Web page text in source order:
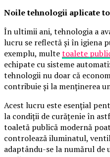
Noile tehnologii aplicate
În ultimii ani, tehnologia a
lucru se reflectă și în igiena
exemplu, multetoalete
echipate cu sisteme
tehnologii nu doar că
contribuie și la menținerea
Acest lucru este esențial
la condiții de curățenie în
toaletă publică modernă
controlează iluminatul,
adaptându-se la numărul